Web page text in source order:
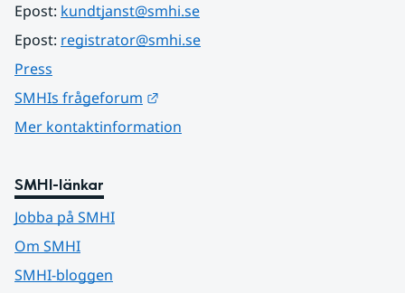
Epost: kundtjanst@smhi.se
Epost: registrator@smhi.se
Press
SMHIs frågeforum
Mer kontaktinformation
SMHI-länkar
Jobba på SMHI
Om SMHI
SMHI-bloggen